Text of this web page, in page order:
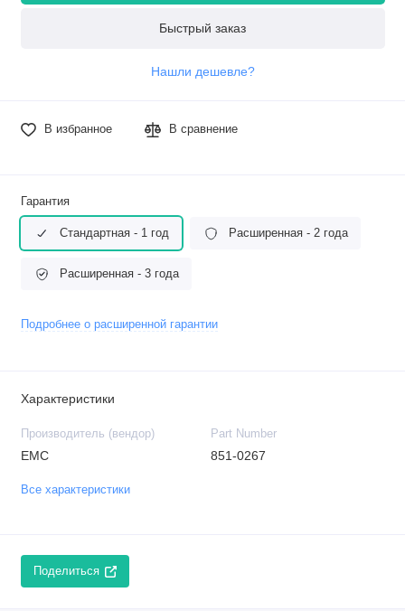
Быстрый заказ
Нашли дешевле?
В избранное В сравнение
Гарантия
Стандартная - 1 год Расширенная - 2 года
Расширенная - 3 года
Подробнее о расширенной гарантии
Характеристики
Производитель (вендор)
EMC
Part Number
851-0267
Все характеристики
Поделиться